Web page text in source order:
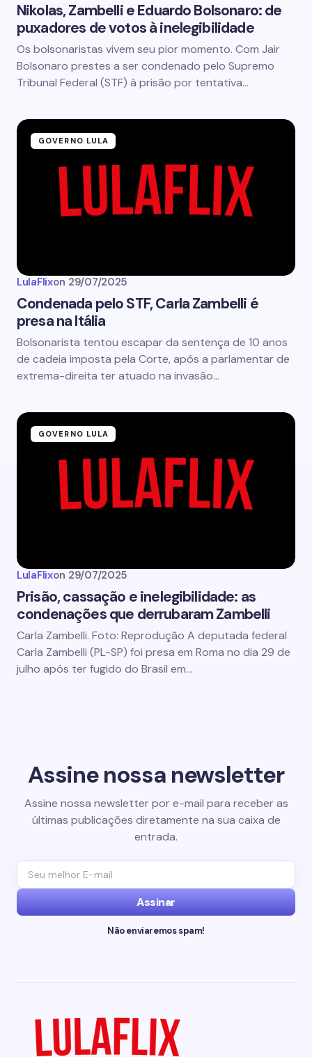
Nikolas, Zambelli e Eduardo Bolsonaro: de
puxadores de votos à inelegibilidade
Os bolsonaristas vivem seu pior momento. Com Jair
Bolsonaro prestes a ser condenado pelo Supremo
Tribunal Federal (STF) à prisão por tentativa…
GOVERNO LULA
LulaFlixon 29/07/2025
Condenada pelo STF, Carla Zambelli é
presa na Itália
Bolsonarista tentou escapar da sentença de 10 anos
de cadeia imposta pela Corte, após a parlamentar de
extrema-direita ter atuado na invasão…
GOVERNO LULA
LulaFlixon 29/07/2025
Prisão, cassação e inelegibilidade: as
condenações que derrubaram Zambelli
Carla Zambelli. Foto: Reprodução A deputada federal
Carla Zambelli (PL-SP) foi presa em Roma no dia 29 de
julho após ter fugido do Brasil em…
Assine nossa newsletter
Assine nossa newsletter por e-mail para receber as
últimas publicações diretamente na sua caixa de
entrada.
Assinar
Não enviaremos spam!